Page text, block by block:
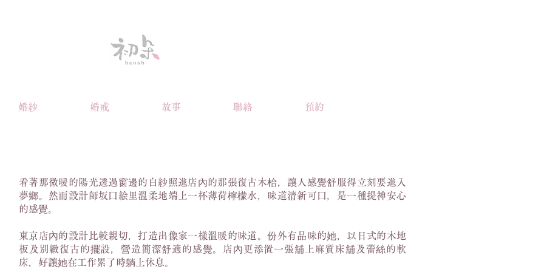
婚紗 婚戒 故事 聯絡 預約
看著那微暖的陽光透過窗邊的白紗照進店內的那張復古木枱，讓人感覺舒服得立刻要進入
夢鄉。然而設計師坂口絵里溫柔地端上一杯薄荷檸檬水，味道清新可口，是一種提神安心
的感覺。
東京店內的設計比較親切，打造出像家一樣溫暖的味道。份外有品味的她，以日式的木地
板及別緻復古的擺設，營造簡潔舒適的感覺。店內更添置一張舖上麻質床舖及蕾絲的軟
床，好讓她在工作累了時躺上休息。